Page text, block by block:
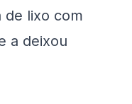
de lixo com
a deixou